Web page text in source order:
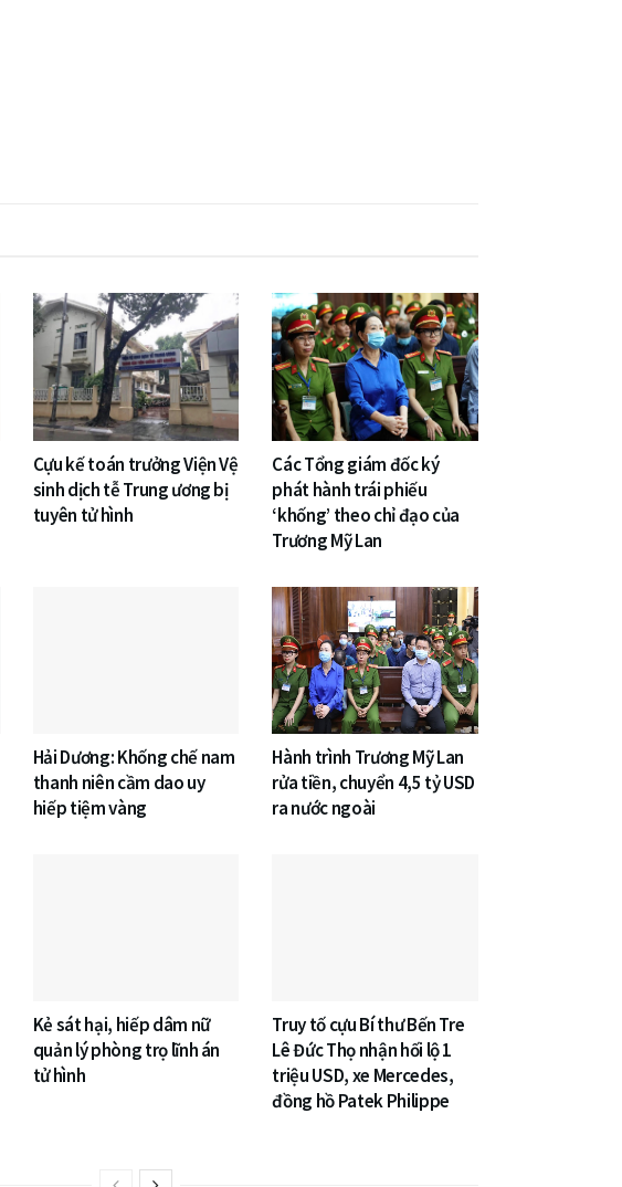
Cựu kế toán trưởng Viện Vệ
sinh dịch tễ Trung ương bị
tuyên tử hình
Các Tổng giám đốc ký
phát hành trái phiếu
‘khống’ theo chỉ đạo của
Trương Mỹ Lan
Hải Dương: Khống chế nam
thanh niên cầm dao uy
hiếp tiệm vàng
Hành trình Trương Mỹ Lan
rửa tiền, chuyển 4,5 tỷ USD
ra nước ngoài
Kẻ sát hại, hiếp dâm nữ
quản lý phòng trọ lĩnh án
tử hình
Truy tố cựu Bí thư Bến Tre
Lê Đức Thọ nhận hối lộ 1
triệu USD, xe Mercedes,
đồng hồ Patek Philippe